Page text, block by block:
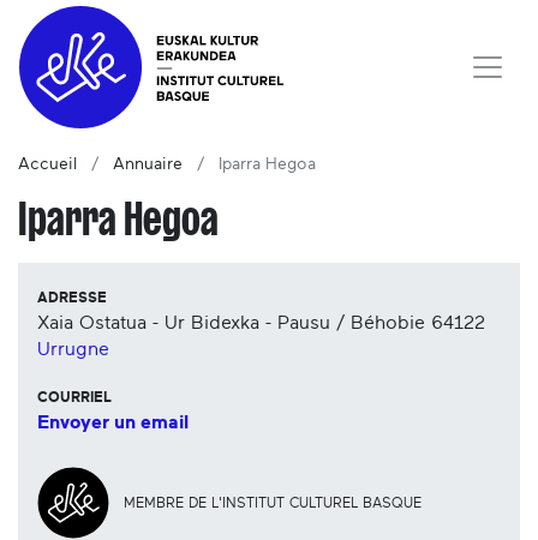
Accueil Annuaire Iparra Hegoa
Iparra Hegoa
ADRESSE
Xaia Ostatua - Ur Bidexka - Pausu / Béhobie 64122
Urrugne
COURRIEL
Envoyer un email
MEMBRE DE L'INSTITUT CULTUREL BASQUE